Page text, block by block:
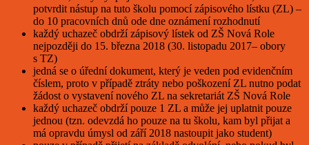
potvrdit nástup na tuto školu pomocí zápisového lístku (ZL) –
do 10 pracovních dnů ode dne oznámení rozhodnutí
každý uchazeč obdrží zápisový lístek od ZŠ Nová Role
nejpozději do 15. března 2018 (30. listopadu 2017– obory
s TZ)
jedná se o úřední dokument, který je veden pod evidenčním
číslem, proto v případě ztráty nebo poškození ZL nutno podat
žádost o vystavení nového ZL na sekretariát ZŠ Nová Role
každý uchazeč obdrží pouze 1 ZL a může jej uplatnit pouze
jednou (tzn. odevzdá ho pouze na tu školu, kam byl přijat a
má opravdu úmysl od září 2018 nastoupit jako student)